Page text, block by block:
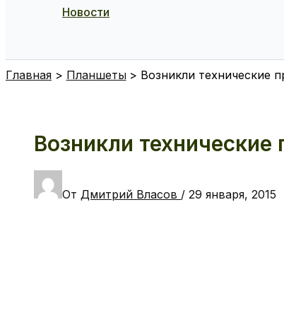
Новости
Главная Планшеты Возникли технические
Возникли
От Дмитрий Власов / 29 января, 2015